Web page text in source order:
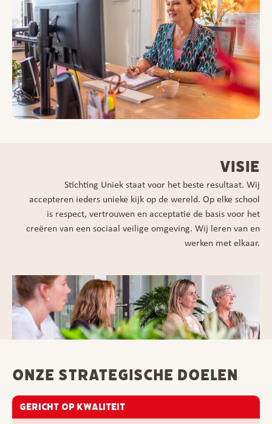
VISIE
Stichting Uniek staat voor het beste resultaat. Wij
accepteren ieders unieke kijk op de wereld. Op elke school
is respect, vertrouwen en acceptatie de basis voor het
creëren van een sociaal veilige omgeving. Wij leren van en
werken met elkaar.
ONZE STRATEGISCHE DOELEN
Gericht op kwaliteit